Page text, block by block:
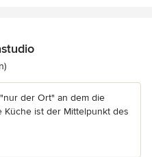
von 5 Sternen
der Ort" an dem die
ist der Mittelpunkt des